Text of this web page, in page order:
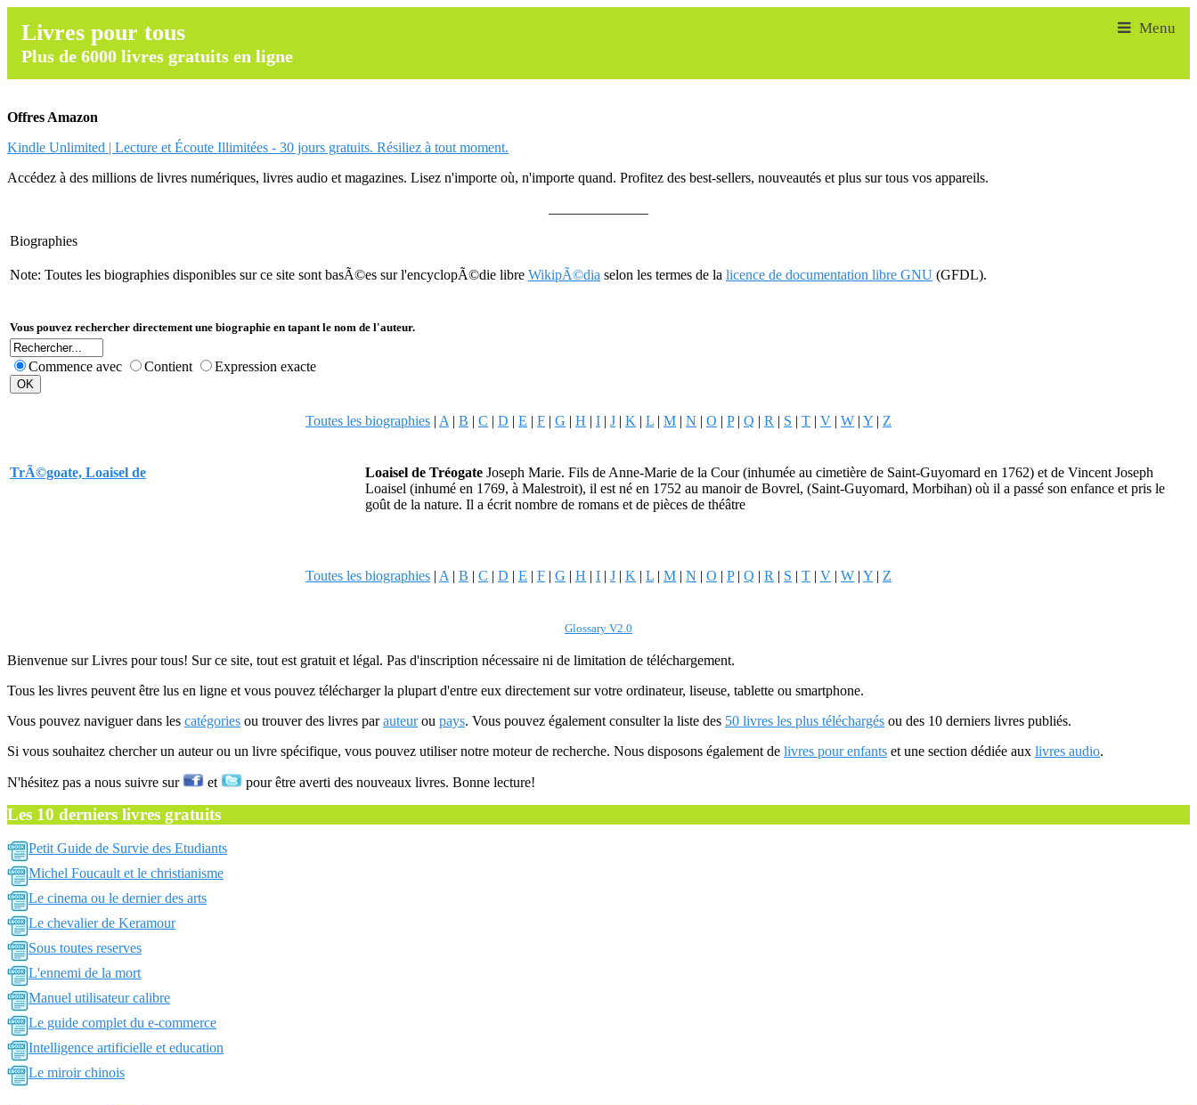
Livres pour tous
Plus de 6000 livres gratuits en ligne
Offres Amazon
Kindle Unlimited | Lecture et Écoute Illimitées - 30 jours gratuits. Résiliez à tout moment.
Accédez à des millions de livres numériques, livres audio et magazines. Lisez n'importe où, n'importe quand. Profitez des best-sellers, nouveautés et plus sur tous vos appareils.
Biographies
Note: Toutes les biographies disponibles sur ce site sont basÃ©es sur l'encyclopÃ©die libre WikipÃ©dia selon les termes de la licence de documentation libre GNU (GFDL).
Vous pouvez rechercher directement une biographie en tapant le nom de l'auteur.
Commence avec Contient Expression exacte
Toutes les biographies | A | B | C | D | E | F | G | H | I | J | K | L | M | N | O | P| Q | R | S | T | V | W | Y | Z
TrÃ©goate, Loaisel de Loaisel de Tréogate Joseph Marie. Fils de Anne-Marie de la Cour (inhumée au cimetière de Saint-Guyomard en 1762) et de Vincent Joseph
Loaisel (inhumé en 1769, à Malestroit), il est né en 1752 au manoir de Bovrel, (Saint-Guyomard, Morbihan) où il a passé son enfance et pris le
goût de la nature. Il a écrit nombre de romans et de pièces de théâtre
Toutes les biographies | A | B | C | D | E | F | G | H | I | J | K | L | M | N | O | P| Q | R | S | T | V | W | Y | Z
Glossary V2.0
Bienvenue sur Livres pour tous! Sur ce site, tout est gratuit et légal. Pas d'inscription nécessaire ni de limitation de téléchargement.
Tous les livres peuvent être lus en ligne et vous pouvez télécharger la plupart d'entre eux directement sur votre ordinateur, liseuse, tablette ou smartphone.
Vous pouvez naviguer dans les catégories ou trouver des livres parauteurou pays. Vous pouvez également consulter la liste des 50 livres les plus téléchargés ou des 10 derniers livres publiés.
Si vous souhaitez chercher un auteur ou un livre spécifique, vous pouvez utiliser notre moteur de recherche. Nous disposons également de livres pour enfants et une section dédiée aux livres audio.
N'hésitez pas a nous suivre sur et pour être averti des nouveaux livres. Bonne lecture!
Les 10 derniers livres gratuits
Petit Guide de Survie des Etudiants
Michel Foucault et le christianisme
Le cinema ou le dernier des arts
Le chevalier de Keramour
Sous toutes reserves
L'ennemi de la mort
Manuel utilisateur calibre
Le guide complet du e-commerce
Intelligence artificielle et education
Le miroir chinois